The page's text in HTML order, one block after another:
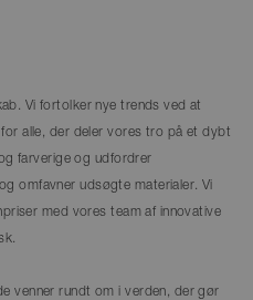
Vi fortolker nye trends ved at
alle, der deler vores tro på et dybt
farverige og udfordrer
omfavner udsøgte materialer. Vi
med vores team af innovative
venner rundt om i verden, der gør